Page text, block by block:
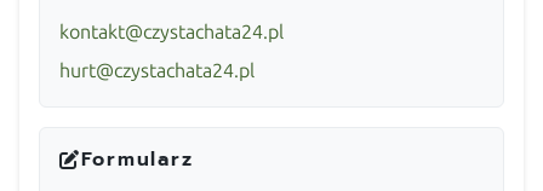
kontakt@czystachata24.pl
hurt@czystachata24.pl
Formularz